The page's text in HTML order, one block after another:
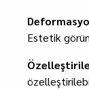
Estetik